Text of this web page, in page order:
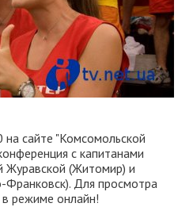
сайте "Комсомольской
с капитанами
(Житомир) и
Для просмотра
в режиме онлайн!